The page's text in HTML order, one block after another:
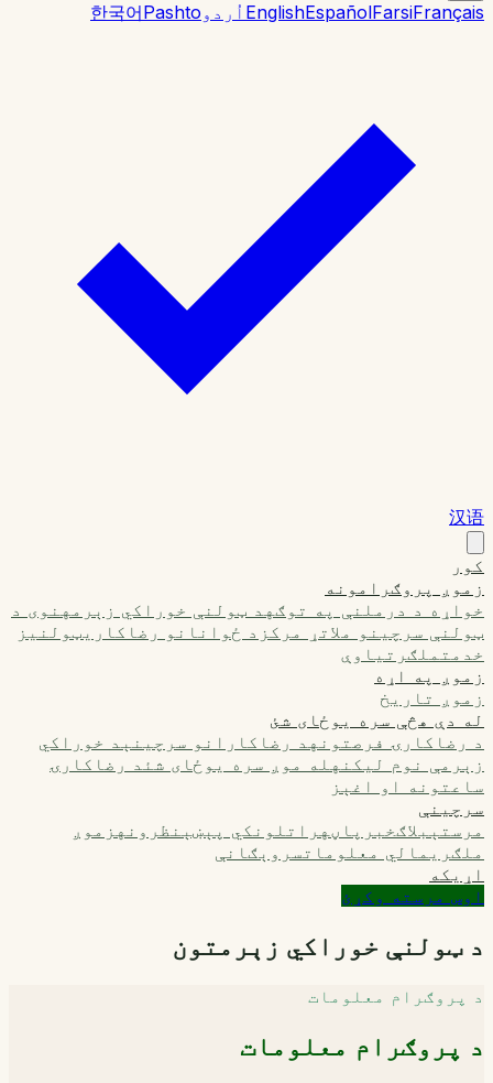
EnglishEspañolFarsiFrançais اُردو 한국어Pashto
汉语
کور
زموږ پروګرامونه
خواړه د درملنې په توګهد ټولنې خوراکي زېرمهنوی د
ټولنې سرچینو ملاتړ مرکز د ځوانانو رضاکاريټولنیز
خدمتملګرتیاوې
زموږ په اړه
زموږ تاریخ
له دې هڅې سره یوځای شئ
د رضاکارۍ فرصتونهد رضاکارانو سرچینېد خوراکي
زېرمې نوم لیکنهله موږ سره یوځای شئد رضاکارۍ
ساعتونه او اغېز
سرچینې
مرستېبلاګخبرپاڼهراتلونکي پېښېنظرونهزموږ
ملګريمالي معلوماتسروېګانې
اړیکه
اوس مرسته وکړئ
د ټولنې خوراکي زېرمتون
د پروګرام معلومات
د پروګرام معلومات